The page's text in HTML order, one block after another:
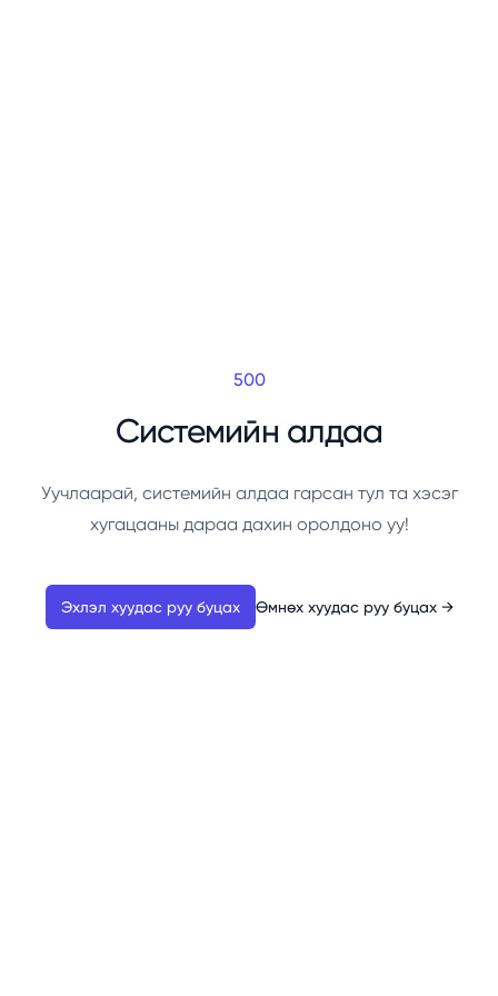
500
Системийн алдаа
Уучлаарай, системийн алдаа гарсан тул та хэсэг
хугацааны дараа дахин оролдоно уу!
Эхлэл хуудас руу буцах Өмнөх хуудас руу буцах →